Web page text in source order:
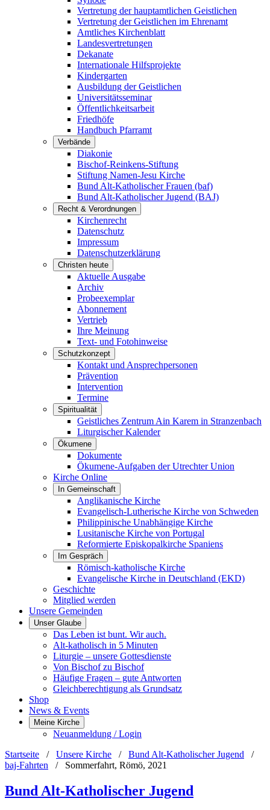
Vertretung der hauptamtlichen Geistlichen
Vertretung der Geistlichen im Ehrenamt
Amtliches Kirchenblatt
Landesvertretungen
Dekanate
Internationale Hilfsprojekte
Kindergarten
Ausbildung der Geistlichen
Universitätsseminar
Öffentlichkeitsarbeit
Friedhöfe
Handbuch Pfarramt
Verbände
Diakonie
Bischof-Reinkens-Stiftung
Stiftung Namen-Jesu Kirche
Bund Alt-Katholischer Frauen (baf)
Bund Alt-Katholischer Jugend (BAJ)
Recht & Verordnungen
Kirchenrecht
Datenschutz
Impressum
Datenschutzerklärung
Christen heute
Aktuelle Ausgabe
Archiv
Probeexemplar
Abonnement
Vertrieb
Ihre Meinung
Text- und Fotohinweise
Schutzkonzept
Kontakt und Ansprechpersonen
Prävention
Intervention
Termine
Spiritualität
Geistliches Zentrum Ain Karem in Stranzenbach
Liturgischer Kalender
Ökumene
Dokumente
Ökumene-Aufgaben der Utrechter Union
Kirche Online
In Gemeinschaft
Anglikanische Kirche
Evangelisch-Lutherische Kirche von Schweden
Philippinische Unabhängige Kirche
Lusitanische Kirche von Portugal
Reformierte Episkopalkirche Spaniens
Im Gespräch
Römisch-katholische Kirche
Evangelische Kirche in Deutschland (EKD)
Geschichte
Mitglied werden
Unsere Gemeinden
Unser Glaube
Das Leben ist bunt. Wir auch.
Alt-katholisch in 5 Minuten
Liturgie – unsere Gottesdienste
Von Bischof zu Bischof
Häufige Fragen – gute Antworten
Gleichberechtigung als Grundsatz
Shop
News & Events
Meine Kirche
Neuanmeldung / Login
Startseite / Unsere Kirche / Bund Alt-Katholischer Jugend /
baj-Fahrten / Sommerfahrt, Römö, 2021
Bund Alt-Katholischer Jugend